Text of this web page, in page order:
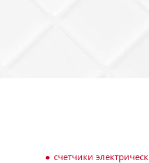
счетчики